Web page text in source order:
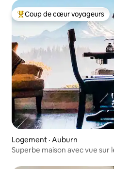
Coup de cœur voyageurs
Coup de cœur voyageurs
Logement · Auburn
Superbe maison avec vue sur